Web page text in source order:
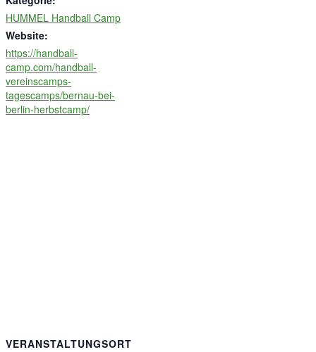
HUMMEL Handball Camp
Website:
https://handball-
camp.com/handball-
vereinscamps-
tagescamps/bernau-bei-
berlin-herbstcamp/
VERANSTALTUNGSORT